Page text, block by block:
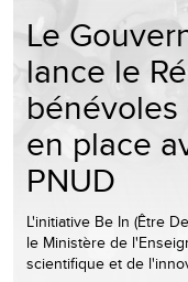
Le
lance le
en place
PNUD
L'initiative Be In (Être
le Ministère de
scientifique et de